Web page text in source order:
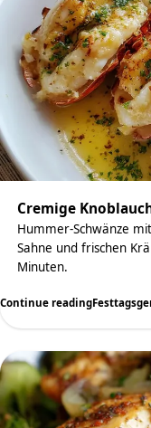
Cremige
Hummer-Schwänze
Sahne und frischen
Minuten.
Continue reading